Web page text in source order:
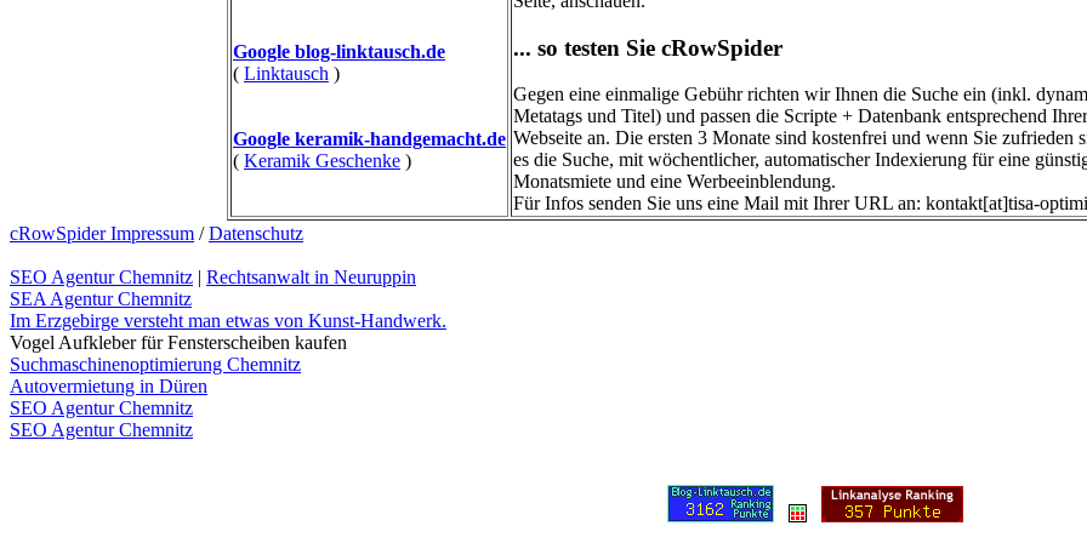
Google blog-linktausch.de
( Linktausch )
Google keramik-handgemacht.de
( Keramik Geschenke )
... so testen Sie cRowSpider
Gegen eine einmalige Gebühr richten wir Ihnen die Suche ein (inkl.
Metatags und Titel) und passen die Scripte + Datenbank entsprechend Ihrer
Webseite an. Die ersten 3 Monate sind kostenfrei und wenn Sie zufrieden
es die Suche, mit wöchentlicher, automatischer Indexierung für eine
Monatsmiete und eine Werbeeinblendung.
Für Infos senden Sie uns eine Mail mit Ihrer URL an: kontakt[at]tisa-
cRowSpider Impressum /Datenschutz
SEO Agentur Chemnitz | Rechtsanwalt in Neuruppin
SEA Agentur Chemnitz
Im Erzgebirge versteht man etwas von Kunst-Handwerk.
Vogel Aufkleber für Fensterscheiben kaufen
Suchmaschinenoptimierung Chemnitz
Autovermietung in Düren
SEO Agentur Chemnitz
SEO Agentur Chemnitz